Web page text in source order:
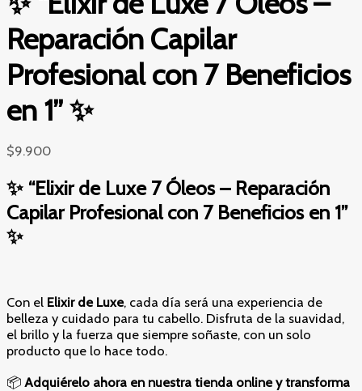
Reparación Capilar
Profesional con 7 Beneficios
en 1” ✨
$9.900
✨ “Elixir de Luxe 7 Óleos – Reparación
Capilar Profesional con 7 Beneficios en 1”
✨
Con el Elixir de Luxe, cada día será una experiencia de
belleza y cuidado para tu cabello. Disfruta de la suavidad,
el brillo y la fuerza que siempre soñaste, con un solo
producto que lo hace todo.
📦 Adquiérelo ahora en nuestra tienda online y transforma